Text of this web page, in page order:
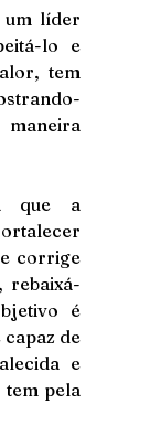
um líder
lo e
tem
que a
corrige
rebaixá-
é
de
e
tem pela